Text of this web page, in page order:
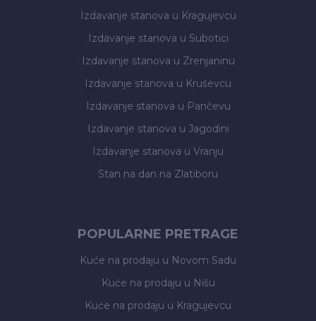
Izdavanje stanova u Kragujevcu
Izdavanje stanova u Subotici
Izdavanje stanova u Zrenjaninu
Izdavanje stanova u Kruševcu
Izdavanje stanova u Pančevu
Izdavanje stanova u Jagodini
Izdavanje stanova u Vranju
Stan na dan na Zlatiboru
POPULARNE PRETRAGE
Kuće na prodaju u Novom Sadu
Kuće na prodaju u Nišu
Kuće na prodaju u Kragujevcu